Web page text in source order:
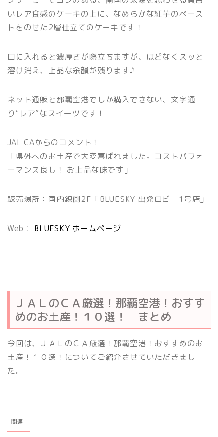
いレア食感のケーキの上に、なめらかな紅芋のペース
トをのせた2層仕立てのケーキです！
口に入れると濃厚さが際立ちますが、ほどなくスッと
溶け消え、上品な余韻が残ります♪
ネット通販と那覇空港でしか購入できない、文字通
り“レア”なスイーツです！
JAL CAからのコメント！
「県外へのお土産で大変喜ばれました。コストパフォ
ーマンス良し！ お上品な味です」
販売場所：国内線側2F「BLUESKY 出発ロビー1号店」
Web： BLUESKY ホームページ
ＪＡＬのＣＡ厳選！那覇空港！おすす
めのお土産！１０選！ まとめ
今回は、ＪＡＬのＣＡ厳選！那覇空港！おすすめのお
土産！１０選！についてご紹介させていただきまし
た。
関連